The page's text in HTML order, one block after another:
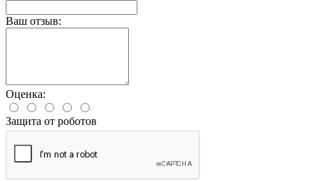
Ваш отзыв:
Оценка:
Защита от роботов